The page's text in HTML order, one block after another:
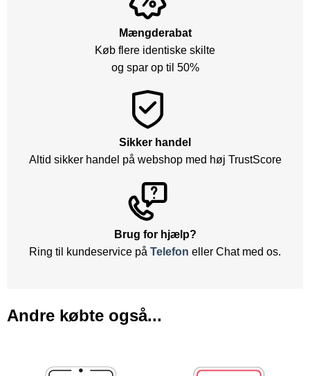
Mængderabat
Køb flere identiske skilte
og spar op til 50%
Sikker handel
Altid sikker handel på webshop med høj TrustScore
Brug for hjælp?
Ring til kundeservice på Telefon eller Chat med os.
Andre købte også...